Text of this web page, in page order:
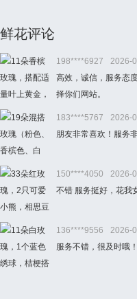
鲜花评论
198****6927
2026-
高效，诚信，服务态
择你们网站。
183****5767
2026-
朋友非常喜欢！服务
150****4050
2026-
不错 服务挺好，花我
136****9556
2026-
服务不错，很及时哦！